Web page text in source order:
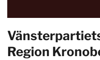
Region